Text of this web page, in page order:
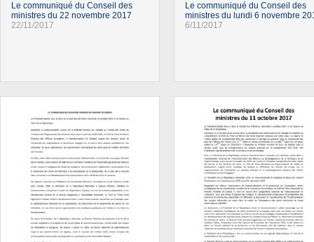
Le communiqué du Conseil des
ministres du 22 novembre 2017
22/11/2017
Le communiqué du Conseil des
ministres du lundi 6 novembre
6/11/2017